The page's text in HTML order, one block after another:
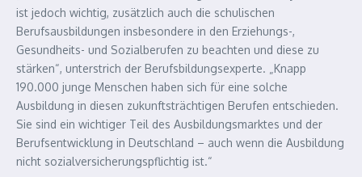
ist jedoch wichtig, zusätzlich auch die schulischen
Berufsausbildungen insbesondere in den Erziehungs-,
Gesundheits- und Sozialberufen zu beachten und diese zu
stärken“, unterstrich der Berufsbildungsexperte. „Knapp
190.000 junge Menschen haben sich für eine solche
Ausbildung in diesen zukunftsträchtigen Berufen entschieden.
Sie sind ein wichtiger Teil des Ausbildungsmarktes und der
Berufsentwicklung in Deutschland – auch wenn die Ausbildung
nicht sozialversicherungspflichtig ist.“